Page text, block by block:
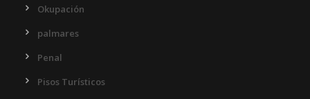
Okupación
palmares
Penal
Pisos Turísticos